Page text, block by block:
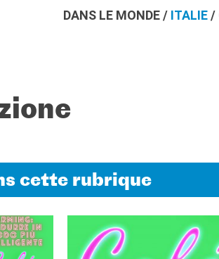
DANS LE MONDE/ ITALIE/
cette rubrique